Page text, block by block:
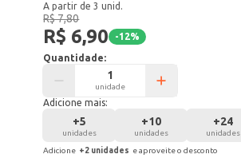
A partir de 3 unid.
R$ 7,80
R$ 6,90 -12%
Quantidade:
unidade
Adicione mais:
+5
unidades
+10
unidades
+24
unidades
Adicione +2 unidades e aproveite o desconto